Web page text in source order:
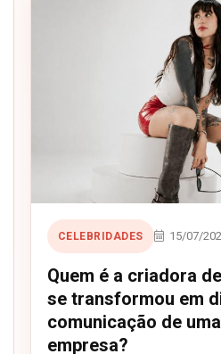
CELEBRIDADES 15/07/
Quem é a criadora
se transformou em
comunicação de
empresa?